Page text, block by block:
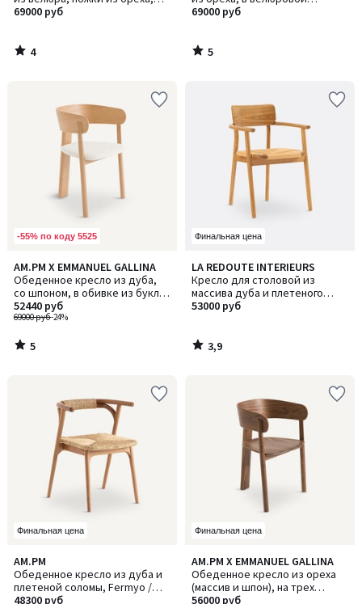
Jabote / Джабот
69000 руб
4
/
обивке, Jabote / Джабот
69000 руб
5
/
-55% по коду 5525
AM.PM X EMMANUEL GALLINA
Обеденное кресло из дуба,
со шпоном, в обивке из букле,
Marais / Марэ
69000 руб-24%
52440 руб
5
/
5
5
/
Финальная цена
LA REDOUTE INTERIEURS
Кресло для столовой из
массива дуба и плетеного
материала, Pipo / Пипо
53000 руб
3,9
/ 5
3,9
/
Финальная цена
AM.PM
Обеденное кресло из дуба и
плетеной соломы, Fermyo /
Фермйо
48300 руб
4,4
/ 5
Финальная цена
AM.PM X EMMANUEL GALLINA
Обеденное кресло из ореха
(массив и шпон), на трех
ножках, MARAIS / МАРЭ, дизайн
56000 руб
3
/
5